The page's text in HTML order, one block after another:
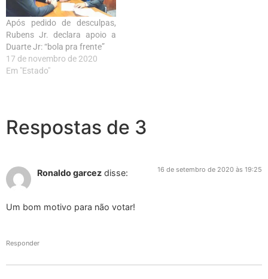
Após pedido de desculpas,
Rubens Jr. declara apoio a
Duarte Jr: “bola pra frente”
17 de novembro de 2020
Em "Estado"
Respostas de 3
Ronaldo garcez disse: 16 de setembro de 2020 às 19:25
Um bom motivo para não votar!
Responder